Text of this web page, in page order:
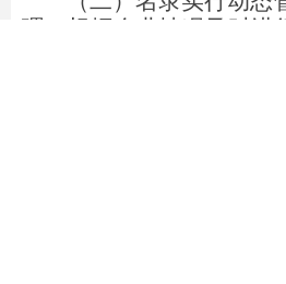
理，根据企业情况及时进